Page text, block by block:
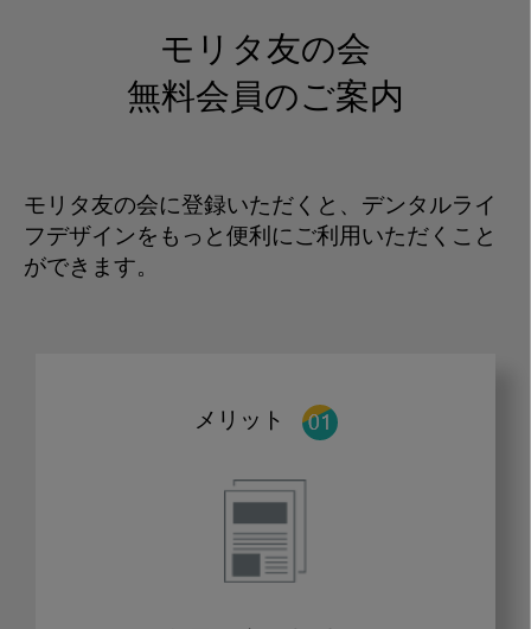
モリタ友の会
無料会員のご案内
モリタ友の会に登録いただくと、デンタルライ
フデザインをもっと便利にご利用いただくこと
ができます。
メリット